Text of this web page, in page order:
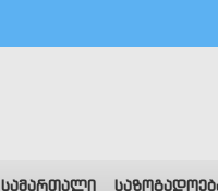
სამართალი